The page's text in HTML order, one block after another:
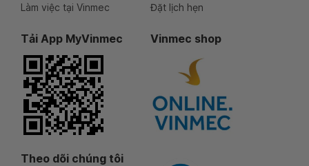
Làm việc tại Vinmec
Đặt lịch hẹn
Tải App MyVinmec Vinmec shop
Theo dõi chúng tôi